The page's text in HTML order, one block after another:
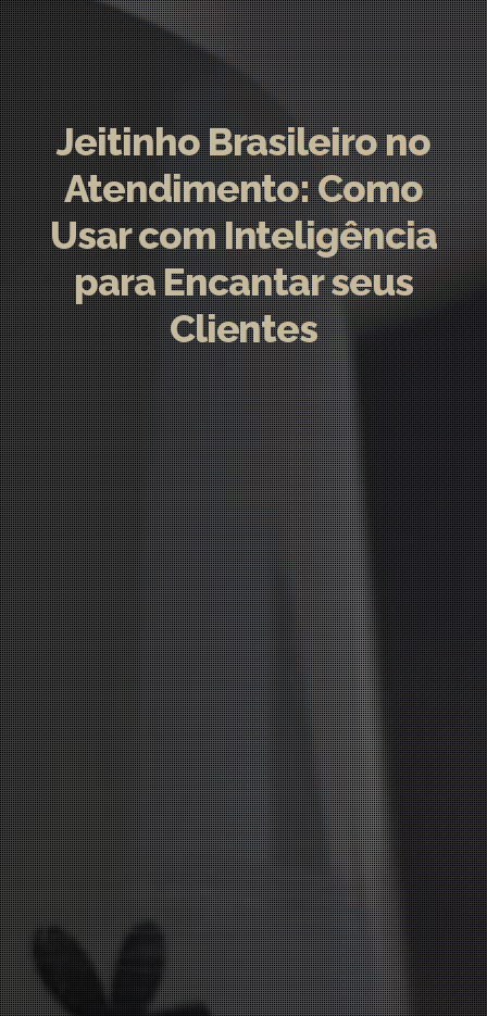
Jeitinho Brasileiro no
Atendimento: Como
Usar com Inteligência
para Encantar seus
Clientes